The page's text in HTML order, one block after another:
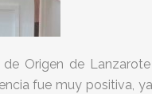
Origen de
fue muy positiva,